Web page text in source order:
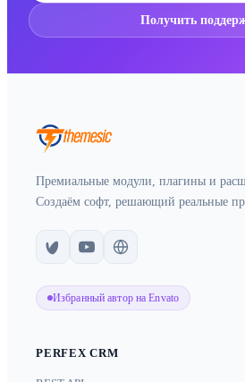
Получить
Премиальные модули, плагины и
Создаём софт, решающий реальные
Избранный автор на Envato
PERFEX CRM